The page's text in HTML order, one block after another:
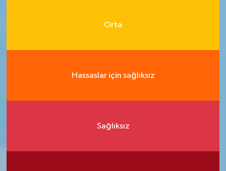
Orta
Hassaslar için sağlıksız
Sağlıksız